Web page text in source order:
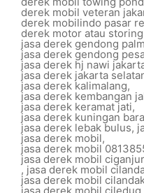
derek mobil veteran
derek mobilindo pasar
derek motor atau
jasa derek gendong
jasa derek gendong
jasa derek hj nawi
jasa derek jakarta
jasa derek kalimalang,
jasa derek kembangan
jasa derek keramat jati,
jasa derek kuningan
jasa derek lebak bulus,
jasa derek mobil,
jasa derek mobil
jasa derek mobil ciganjur
, jasa derek mobil
jasa derek mobil